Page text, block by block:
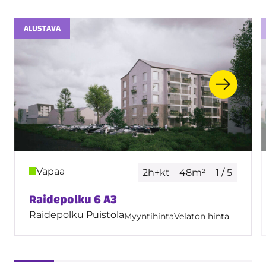
ALUSTAVA
Vapaa 2h+kt 48m² 1 / 5
Raidepolku 6 A3
Raidepolku PuistolaMyyntihintaVelaton hinta